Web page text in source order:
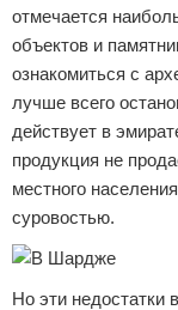
отмечается
объектов и
ознакомиться с
лучше всего
действует в
продукция не
местного
суровостью.
Но эти недостатки